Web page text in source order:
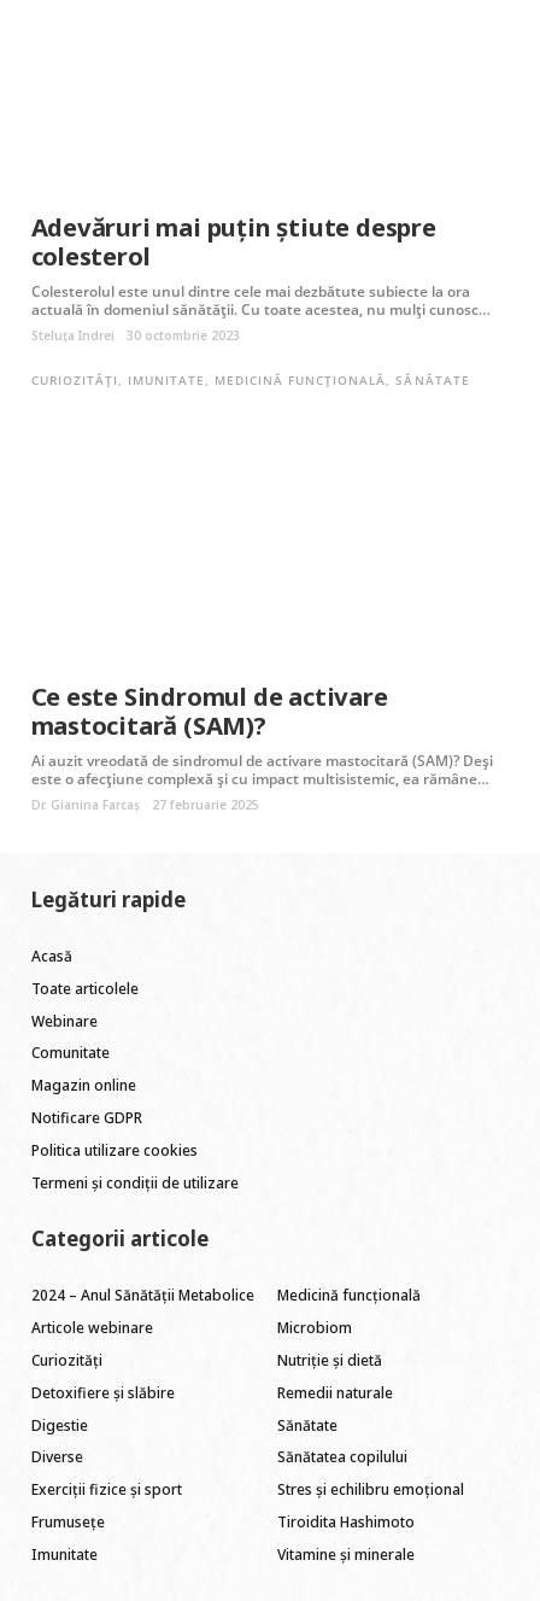
Adevăruri mai puțin știute despre
colesterol
Colesterolul este unul dintre cele mai dezbătute subiecte la ora
actuală în domeniul sănătății. Cu toate acestea, nu mulți cunosc…
Steluța Indrei 30 octombrie 2023
CURIOZITĂȚI, IMUNITATE, MEDICINĂ FUNCȚIONALĂ,SĂNĂTATE
Ce este Sindromul de activare
mastocitară (SAM)?
Ai auzit vreodată de sindromul de activare mastocitară (SAM)? Deși
este o afecțiune complexă și cu impact multisistemic, ea rămâne…
Dr. Gianina Farcaș 27 februarie 2025
Legături rapide
Acasă
Toate articolele
Webinare
Comunitate
Magazin online
Notificare GDPR
Politica utilizare cookies
Termeni și condiții de utilizare
Categorii articole
2024 – Anul Sănătății Metabolice
Articole webinare
Curiozități
Detoxifiere și slăbire
Digestie
Diverse
Exerciții fizice și sport
Frumusețe
Imunitate
Medicină funcțională
Microbiom
Nutriție și dietă
Remedii naturale
Sănătate
Sănătatea copilului
Stres și echilibru emoțional
Tiroidita Hashimoto
Vitamine și minerale